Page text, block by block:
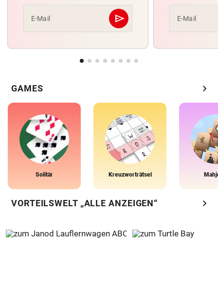
E-Mail send
Abschicken E-Mail
GAMES chevron_right
Solitär Kreuzworträtsel
VORTEILSWELT „ALLE ANZEIGEN“ chevron_right